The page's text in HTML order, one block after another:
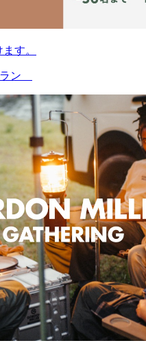
す。
ラン